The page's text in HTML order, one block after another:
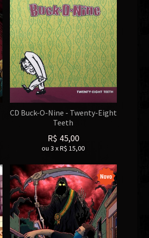
CD Buck-O-Nine - Twenty-Eight
Teeth
R$ 45,00
ou 3 xR$ 15,00